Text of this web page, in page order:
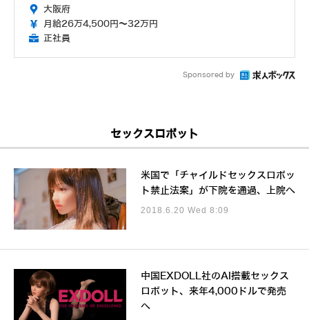
大阪府
月給26万4,500円～32万円
正社員
Sponsored by
セックスロボット
米国で「チャイルドセックスロボッ
ト禁止法案」が下院を通過、上院へ
2018.6.20 Wed 8:09
中国EXDOLL社のAI搭載セックス
ロボット、来年4,000ドルで発売
へ